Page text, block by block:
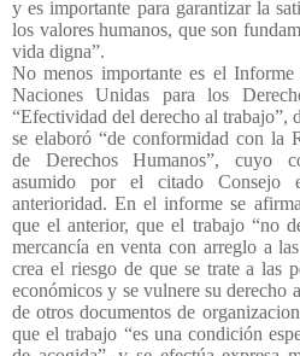
y es importante para garantizar la
los valores humanos, que son
vida digna”.
No menos importante es el
Naciones Unidas para los
“Efectividad del derecho al trabajo”,
se elaboró “de conformidad con la
de Derechos Humanos”, cuyo
asumido por el citado Consejo
anterioridad. En el informe se
que el anterior, que el trabajo “no
mercancía en venta con arreglo a
crea el riesgo de que se trate a las
económicos y se vulnere su
de otros documentos de
que el trabajo “es una condición